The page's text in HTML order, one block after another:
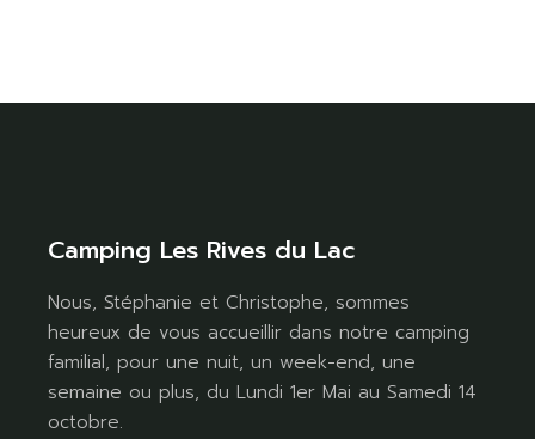
Camping Les Rives du Lac
Nous, Stéphanie et Christophe, sommes
heureux de vous accueillir dans notre camping
familial, pour une nuit, un week-end, une
semaine ou plus, du Lundi 1er Mai au Samedi 14
octobre.